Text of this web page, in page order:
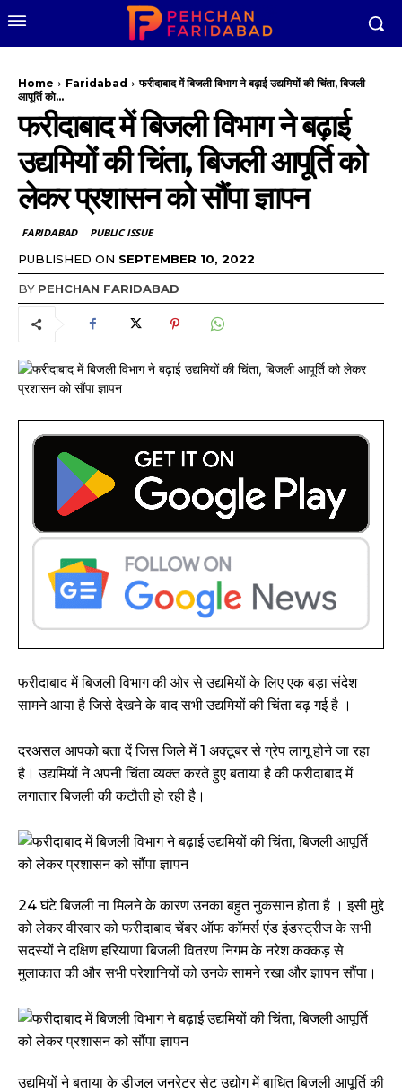
Home Faridabad
फरीदाबाद में बिजली विभाग ने बढ़ाई उद्यमियों की चिंता, बिजली
आपूर्ति को...
फरीदाबाद में बिजली विभाग ने बढ़ाई
उद्यमियों की चिंता, बिजली आपूर्ति को
लेकर प्रशासन को सौंपा ज्ञापन
FARIDABAD PUBLIC ISSUE
PUBLISHED ON SEPTEMBER 10, 2022
BY PEHCHAN FARIDABAD
फरीदाबाद में बिजली विभाग की ओर से उद्यमियों के लिए एक बड़ा संदेश
सामने आया है जिसे देखने के बाद सभी उद्यमियों की चिंता बढ़ गई है ।
दरअसल आपको बता दें जिस जिले में 1 अक्टूबर से ग्रेप लागू होने जा रहा
है। उद्यमियों ने अपनी चिंता व्यक्त करते हुए बताया है की फरीदाबाद में
लगातार बिजली की कटौती हो रही है।
24 घंटे बिजली ना मिलने के कारण उनका बहुत नुकसान होता है । इसी मुद्दे
को लेकर वीरवार को फरीदाबाद चेंबर ऑफ कॉमर्स एंड इंडस्ट्रीज के सभी
सदस्यों ने दक्षिण हरियाणा बिजली वितरण निगम के नरेश कक्कड़ से
मुलाकात की और सभी परेशानियों को उनके सामने रखा और ज्ञापन सौंपा।
उद्यमियों ने बताया के डीजल जनरेटर सेट उद्योग में बाधित बिजली आपूर्ति की